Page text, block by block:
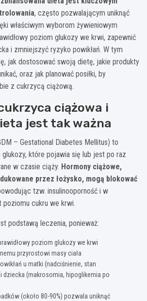
, często pozwalającym uniknąć
właściwym wyborom żywieniowym
poziom glukozy we krwi, zapewnić
i zmniejszyć ryzyko powikłań. W tym
jak dostosować swoją dietę, jakie produkty
oraz jak planować posiłki, by
z cukrzycą ciążową.
ciążowa i
jest tak ważna
– Gestational Diabetes Mellitus) to
które pojawia się lub jest po raz
w czasie ciąży. Hormony ciążowe,
przez łożysko, mogą blokować
tzw. insulinooporność i w
cukru we krwi.
podstawą leczenia, ponieważ:
poziom glukozy we krwi
przyrostowi masy ciała
u matki (nadciśnienie, stan
dziecka (makrosomia, hipoglikemia po
(około 80-90%) pozwala uniknąć